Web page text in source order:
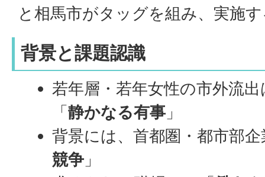
と相馬市がタッグを組み、実施
背景と課題認識
若年層・若年女性の市外流
「静かなる有事 」
背景には、首都圏・都市部
競争 」